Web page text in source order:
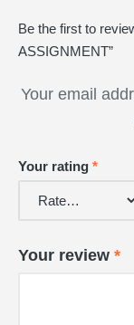
Be the first to
ASSIGNMENT”
Your email
Your rating *
Your review *